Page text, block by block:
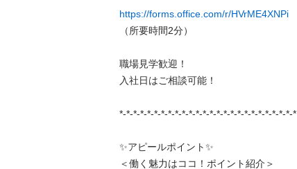
https://forms.office.com/r/HVrME4XNPi
（所要時間2分）
職場見学歓迎！
入社日はご相談可能！
*-*-*-*-*-*-*-*-*-*-*-*-*-*-*-*-*-*-*-*-*-*-*-*-*-*
✨アピールポイント✨
＜働く魅力はココ！ポイント紹介＞